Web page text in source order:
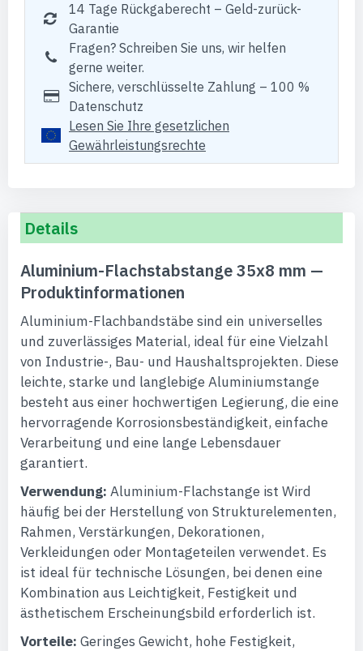
14 Tage Rückgaberecht – Geld-zurück-
Garantie
Fragen? Schreiben Sie uns, wir helfen
gerne weiter.
Sichere, verschlüsselte Zahlung – 100 %
Datenschutz
Lesen Sie Ihre gesetzlichen
Gewährleistungsrechte
Details
Aluminium-Flachstabstange 35x8 mm —
Produktinformationen
Aluminium-Flachbandstäbe sind ein universelles
und zuverlässiges Material, ideal für eine Vielzahl
von Industrie-, Bau- und Haushaltsprojekten. Diese
leichte, starke und langlebige Aluminiumstange
besteht aus einer hochwertigen Legierung, die eine
hervorragende Korrosionsbeständigkeit, einfache
Verarbeitung und eine lange Lebensdauer
garantiert.
Verwendung: Aluminium-Flachstange ist Wird
häufig bei der Herstellung von Strukturelementen,
Rahmen, Verstärkungen, Dekorationen,
Verkleidungen oder Montageteilen verwendet. Es
ist ideal für technische Lösungen, bei denen eine
Kombination aus Leichtigkeit, Festigkeit und
ästhetischem Erscheinungsbild erforderlich ist.
Vorteile: Geringes Gewicht, hohe Festigkeit,